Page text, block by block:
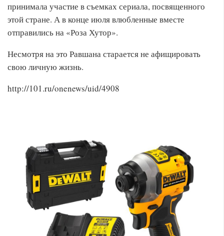
принимала участие в съемках сериала, посвященного
этой стране. А в конце июля влюбленные вместе
отправились на «Роза Хутор».
Несмотря на это Равшана старается не афищировать
свою личную жизнь.
http://101.ru/onenews/uid/4908